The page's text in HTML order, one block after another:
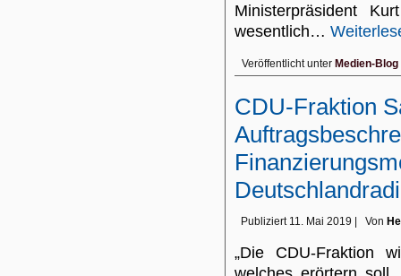
Ministerpräsident
wesentlich…
Veröffentlicht unter Medien-Blog
CDU-Fraktion
Publiziert 11. Mai 2019 Von
„Die CDU-Fraktion